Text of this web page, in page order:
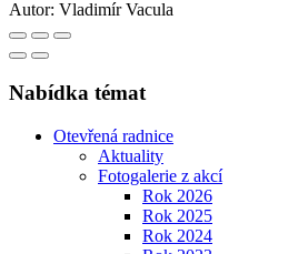
Autor: Vladimír Vacula
Nabídka témat
Otevřená radnice
Aktuality
Fotogalerie z akcí
Rok 2026
Rok 2025
Rok 2024